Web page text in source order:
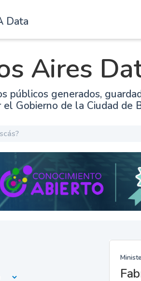
Data
Aires
públicos generados,
el Gobierno de la Ciudad de